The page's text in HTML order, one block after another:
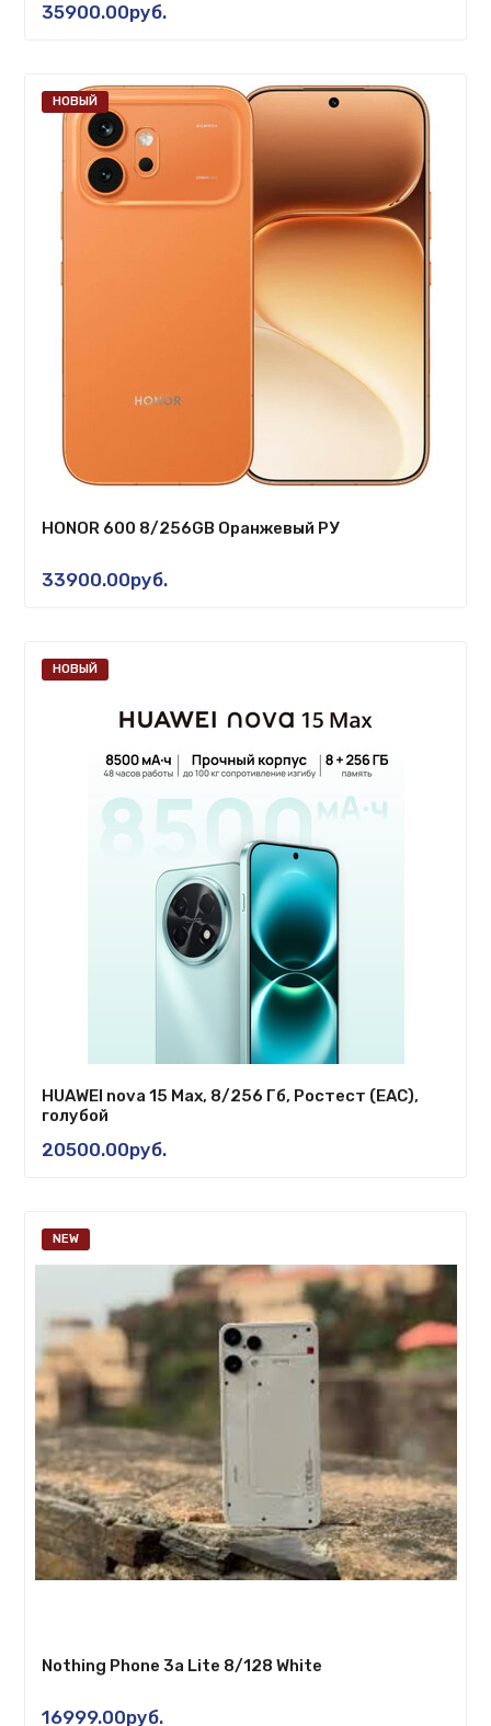
35900.00руб.
НОВЫЙ
HONOR 600 8/256GB Оранжевый РУ
33900.00руб.
НОВЫЙ
HUAWEI nova 15 Max, 8/256 Гб, Ростест (EAC),
голубой
20500.00руб.
NEW
Nothing Phone 3a Lite 8/128 White
16999.00руб.